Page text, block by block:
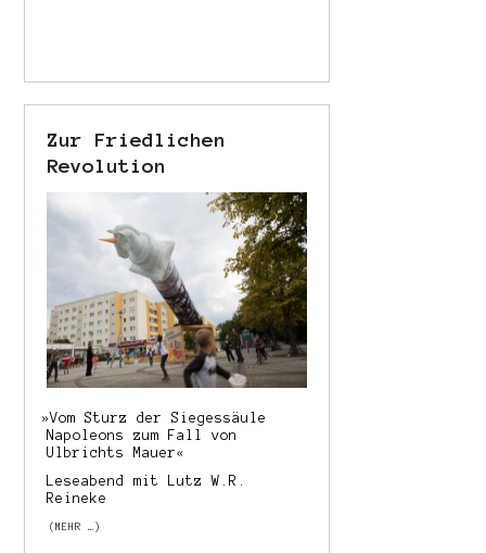
Zur Friedlichen
Revolution
»Vom Sturz der Siegessäule
Napoleons zum Fall von
Ulbrichts Mauer«
Leseabend mit Lutz W.R.
Reineke
(MEHR …)